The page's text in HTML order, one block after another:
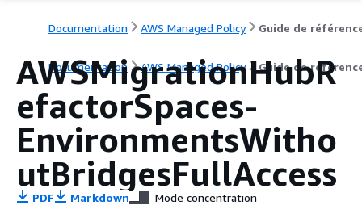
Documentation AWS Managed Policy Guide de
Documentation AWS Managed Policy Guide de
AWSMigrationHubR
efactorSpaces-
EnvironmentsWitho
utBridgesFullAccess
PDF Markdown Mode concentration